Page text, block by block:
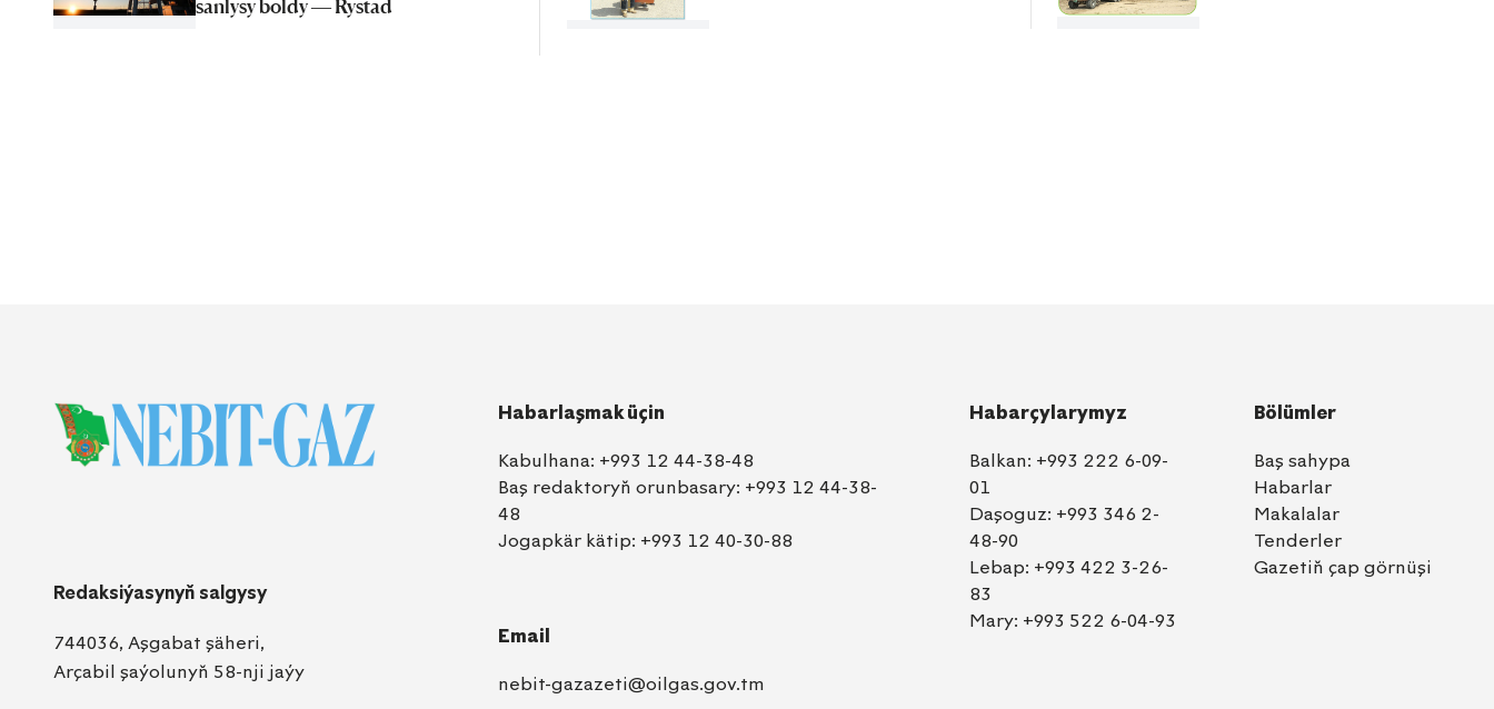
sanlysy boldy — Rystad
Redaksiýasynyň salgysy
744036, Aşgabat şäheri,
Arçabil şaýolunyň 58-nji jaýy
Habarlaşmak üçin
Kabulhana: +993 12 44-38-48
Baş redaktoryň orunbasary: +993 12 44-38-
48
Jogapkär kätip: +993 12 40-30-88
Email
nebit-gazazeti@oilgas.gov.tm
Habarçylarymyz
Balkan: +993 222 6-09-
01
Daşoguz: +993 346 2-
48-90
Lebap: +993 422 3-26-
83
Mary: +993 522 6-04-93
Bölümler
Baş sahypa
Habarlar
Makalalar
Tenderler
Gazetiň çap görnüşi